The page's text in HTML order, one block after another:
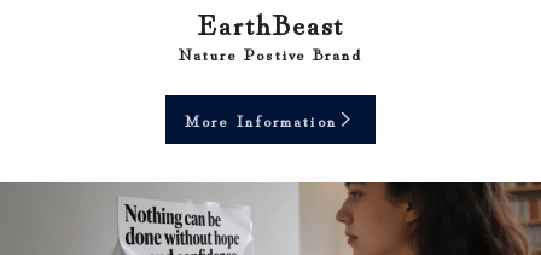
EarthBeast
Nature Postive Brand
More Information